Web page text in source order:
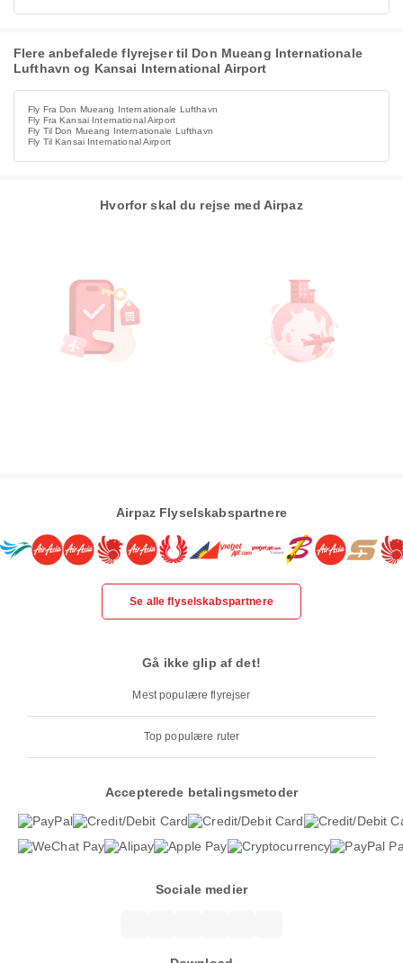
Flere anbefalede flyrejser til Don Mueang Internationale
Lufthavn og Kansai International Airport
Fly Fra Don Mueang Internationale Lufthavn
Fly Fra Kansai International Airport
Fly Til Don Mueang Internationale Lufthavn
Fly Til Kansai International Airport
Hvorfor skal du rejse med Airpaz
Airpaz Flyselskabspartnere
Se alle flyselskabspartnere
Gå ikke glip af det!
Mest populære flyrejser
Top populære ruter
Accepterede betalingsmetoder
Sociale medier